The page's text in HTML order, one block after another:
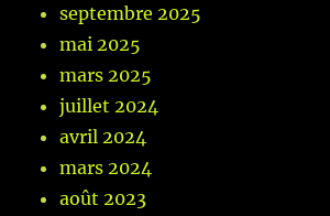
septembre 2025
mai 2025
mars 2025
juillet 2024
avril 2024
mars 2024
août 2023